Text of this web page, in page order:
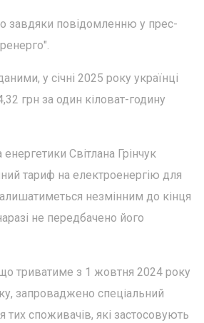
завдяки повідомленню у прес-
у січні 2025 року українці
грн за один кіловат-годину
енергетики Світлана Грінчук
тариф на електроенергію для
незмінним до кінця
не передбачено його
триватиме з 1 жовтня 2024 року
запроваджено спеціальний
споживачів, які застосовують